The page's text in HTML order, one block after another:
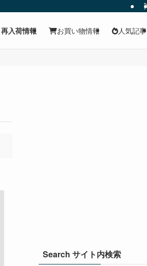
入荷情報 お買い物情報 人気記事
Search サイト内検索